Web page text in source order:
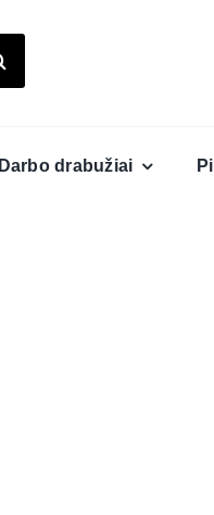
Darbo drabužiai